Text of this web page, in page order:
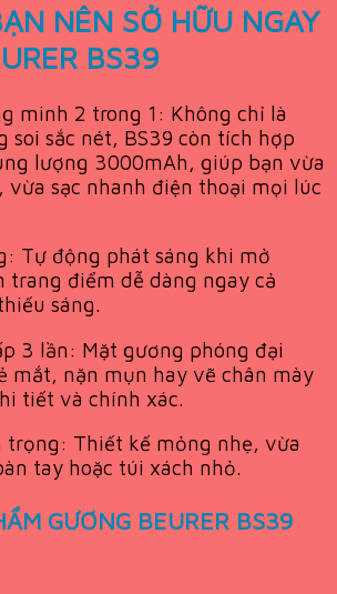
NÊN SỞ HỮU NGAY
BS39
minh 2 trong 1: Không chỉ là
soi sắc nét, BS39 còn tích hợp
lượng 3000mAh, giúp bạn vừa
vừa sạc nhanh điện thoại mọi lúc
Tự động phát sáng khi mở
trang điểm dễ dàng ngay cả
sáng.
3 lần: Mặt gương phóng đại
mắt, nặn mụn hay vẽ chân mày
tiết và chính xác.
trọng: Thiết kế mỏng nhẹ, vừa
tay hoặc túi xách nhỏ.
GƯƠNG BEURER BS39